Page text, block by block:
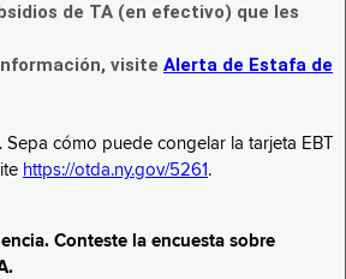
de TA (en efectivo) que les
visite Alerta de Estafa de
Sepa cómo puede congelar la tarjeta EBT
https://otda.ny.gov/5261 .
Conteste la encuesta sobre